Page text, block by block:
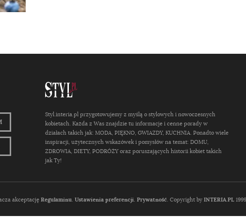
Styl.interia.pl przygotowujemy z myślą o stylowych i nowoczesnych
kobietach. Każda z Was znajdzie tu informacje i cenne porady w
działach takich jak: MODA, PIĘKNO, GWIAZDY, KUCHNIA. Ponadto wiele
inspiracji, użytecznych wskazówek i pomysłów na temat: DOMU,
ZDROWIA, DIETY, PODRÓŻY oraz poruszających historii kobiet takich
jak Ty!
akceptację Regulaminu. Ustawienia preferencji. Prywatność. Copyright by INTERIA.PL